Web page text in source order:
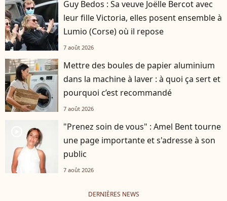
Guy Bedos : Sa veuve Joëlle Bercot avec
leur fille Victoria, elles posent ensemble à
Lumio (Corse) où il repose
7 août 2026
Mettre des boules de papier aluminium
dans la machine à laver : à quoi ça sert et
pourquoi c’est recommandé
7 août 2026
"Prenez soin de vous" : Amel Bent tourne
une page importante et s'adresse à son
public
7 août 2026
DERNIÈRES NEWS